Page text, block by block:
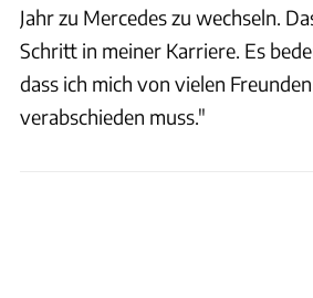
Jahr zu Mercedes zu wechseln.
Schritt in meiner Karriere. Es
dass ich mich von vielen
verabschieden muss."